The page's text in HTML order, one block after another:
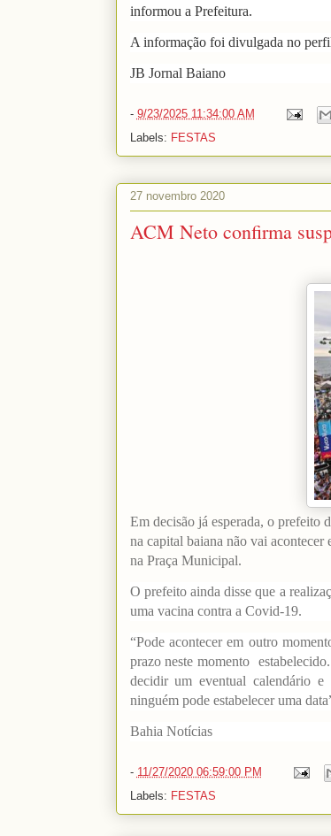
informou a Prefeitura.
A informação foi divulgada no
JB Jornal Baiano
- 9/23/2025 11:34:00 AM
Labels: FESTAS
27 novembro 2020
ACM Neto confirma
Em decisão já esperada, o
na capital baiana não vai acontecer
na Praça Municipal.
O prefeito ainda disse que a
uma vacina contra a Covid-19.
“Pode acontecer em outro
prazo neste momento
decidir um eventual calendário
ninguém pode estabelecer uma
Bahia Notícias
- 11/27/2020 06:59:00 PM
Labels: FESTAS